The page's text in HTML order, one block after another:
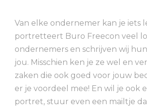
Van elke ondernemer kan je iets
portretteert Buro Freecon veel
ondernemers en schrijven wij
jou. Misschien ken je ze wel en
zaken die ook goed voor jouw
er je voordeel mee! En wil je ook
portret, stuur even een mailtje